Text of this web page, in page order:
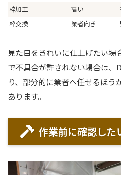
枠加工
高い
枠交換
業者向き
見た目をきれいに仕上げたい場
で不具合が許されない場合は、
り、部分的に業者へ任せるほう
あります。
作業前に確認した